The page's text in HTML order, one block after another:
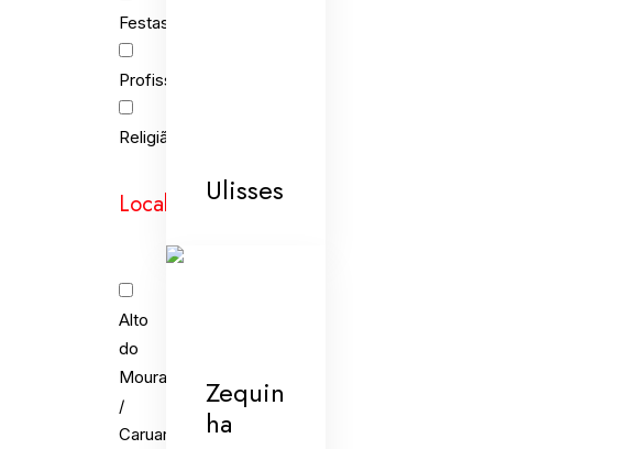
Festas
Profissões
Religião
Localidades
Alto
do
Moura
/
Caruaru
Ulisses
Zequin
ha